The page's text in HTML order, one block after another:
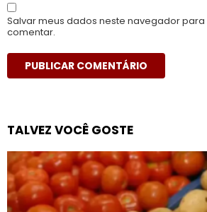
Salvar meus dados neste navegador
comentar.
TALVEZ VOCÊ GOSTE